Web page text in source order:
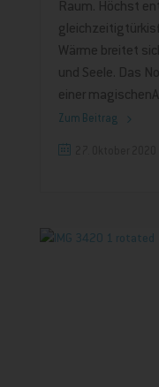
Raum. Höchst
Wärme breitet
und Seele. Das
einer
Zum Beitrag